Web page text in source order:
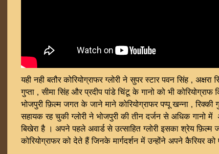
यही नही बतौर कोरियोग्राफर ग्लोरी ने सुपर स्टार पवन सिंह ,
गुप्ता , सीमा सिंह और प्रदीप पांडे चिंटू के गानो को भी
भोजपुरी फ़िल्म जगत के जाने माने कोरियोग्राफर पप्पू खन्ना , रिक्की
सहायक रह चुकी ग्लोरी ने भोजपुरी की तीन दर्जन से अधिक गानो में
बिखेरा है । अपने पहले अवार्ड से उत्साहित ग्लोरी इसका श्रेय
कोरियोग्राफर को देते हैं जिनके मार्गदर्शन में उन्होंने अपने कैरियर